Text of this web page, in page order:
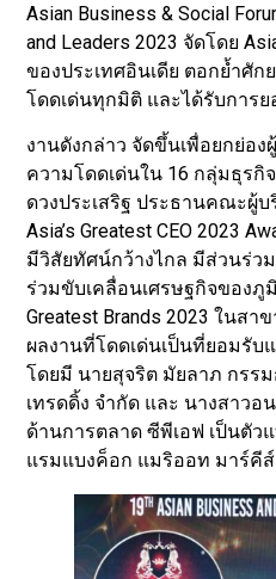
Asian Business & Social
and Leaders 2023 จัดโดย
ของประเทศอินเดีย ตอกย้ำศั
โดดเด่นทุกมิติ และได้รับการ
งานดังกล่าว จัดขึ้นเพื่อยกย่อ
ความโดดเด่นใน 16 กลุ่มธุร
ดวงประเสริฐ ประธานคณะผู้บ
Asia’s Greatest CEO 2023
มีวิสัยทัศน์กว้างไกล มีส่วนร่ว
ร่วมขับเคลื่อนเศรษฐกิจของภู
Greatest Brands 2023 ในสา
ผลงานที่โดดเด่นเป็นที่ยอมรับ
โดยมี นายสุจริต มัยลาภ กรร
เทรดดิ้ง จำกัด และ นางสาว
ด้านการตลาด ซีพีเอฟ เป็นตั
แรมแบงค็อก แมริออท มาร์คี